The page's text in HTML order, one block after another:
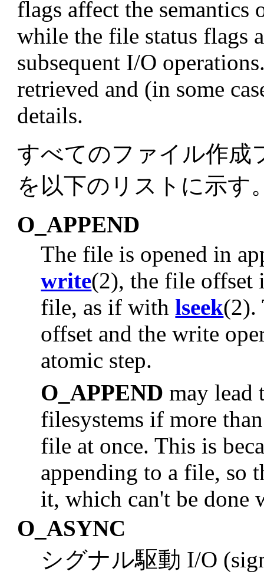
flags affect the
while the file status flags
subsequent I/O
retrieved and (in some
details.
すべてのファイル作成
を以下のリストに示す
O_APPEND
The file is opened in
write(2), the file offset
file, as if withlseek(2).
offset and the write
atomic step.
O_APPEND may lead
filesystems if more
file at once. This is
appending to a file, so
it, which can't be done
O_ASYNC
シグナル駆動 I/O